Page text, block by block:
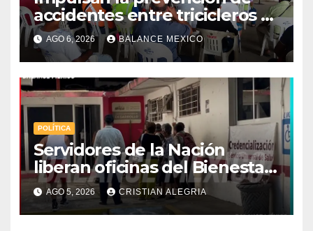
accidentes entre tricicleros y
mototriciclistas de Tapachula
AGO 6, 2026 BALANCE MEXICO
POLÍTICA
Servidores de la Nación
liberan oficinas del Bienestar
en Tapachula; Cielo
Nucamendi asume
delegación regional
AGO 5, 2026 CRISTIAN ALEGRIA